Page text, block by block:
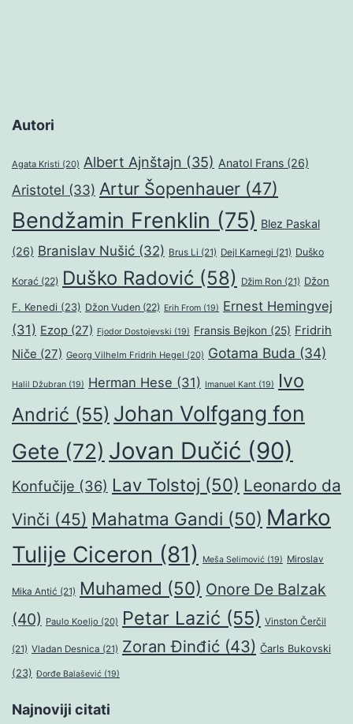
Autori
Agata Kristi (20) Albert Ajnštajn (35) Anatol Frans (26)
Aristotel (33) Artur Šopenhauer (47)
Bendžamin Frenklin (75) Blez Paskal
(26) Branislav Nušić (32) Brus Li (21) Dejl Karnegi (21) Duško
Korać (22) Duško Radović (58) Džim Ron (21) Džon
F. Kenedi (23) Džon Vuden (22) Erih From (19) Ernest Hemingvej
(31) Ezop (27) Fjodor Dostojevski (19) Fransis Bejkon (25) Fridrih
Niče (27) Georg Vilhelm Fridrih Hegel (20) Gotama Buda (34)
Halil Džubran (19) Herman Hese (31) Imanuel Kant (19)
Ivo
Andrić (55) Johan Volfgang fon
Gete (72) Jovan Dučić (90)
Konfučije (36) Lav Tolstoj (50) Leonardo da
Vinči (45) Mahatma Gandi (50) Marko
Tulije Ciceron (81) Meša Selimović (19) Miroslav
Mika Antić (21) Muhamed (50) Onore De Balzak
(40) Paulo Koeljo (20) Petar Lazić (55) Vinston Čerčil
(21) Vladan Desnica (21) Zoran Đinđić (43) Čarls Bukovski
(23) Đorđe Balašević (19)
Najnoviji citati